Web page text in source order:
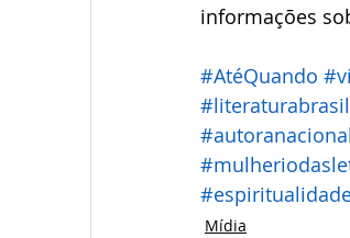
informações
#AtéQuando
#autoranacional
Mídia